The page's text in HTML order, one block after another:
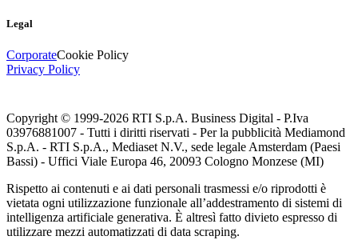
Legal
CorporateCookie Policy
Privacy Policy
Copyright © 1999-2026 RTI S.p.A. Business Digital - P.Iva
03976881007 - Tutti i diritti riservati - Per la pubblicità Mediamond
S.p.A. - RTI S.p.A., Mediaset N.V., sede legale Amsterdam (Paesi
Bassi) - Uffici Viale Europa 46, 20093 Cologno Monzese (MI)
Rispetto ai contenuti e ai dati personali trasmessi e/o riprodotti è
vietata ogni utilizzazione funzionale all’addestramento di sistemi di
intelligenza artificiale generativa. È altresì fatto divieto espresso di
utilizzare mezzi automatizzati di data scraping.